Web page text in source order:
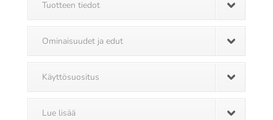
Tuotteen tiedot
Ominaisuudet ja edut
Käyttösuositus
Lue lisää